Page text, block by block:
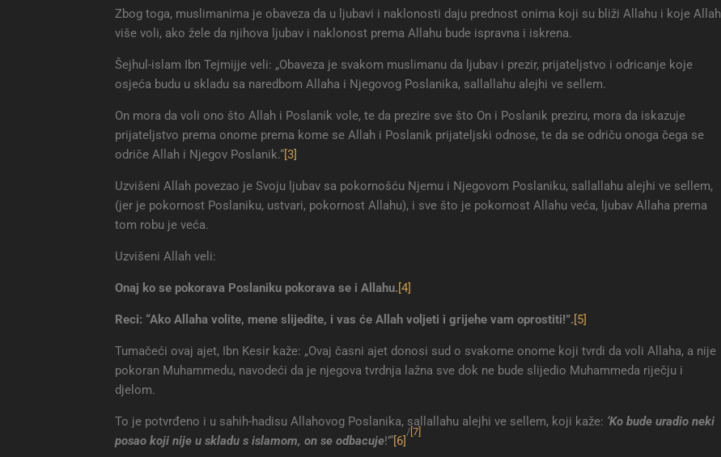
Zbog toga, muslimanima je obaveza da u ljubavi i naklonosti daju prednost onima koji su bliži Allahu i koje Allah
više voli, ako žele da njihova ljubav i naklonost prema Allahu bude ispravna i iskrena.
Šejhul-islam Ibn Tejmijje veli: „Obaveza je svakom muslimanu da ljubav i prezir, prijateljstvo i odricanje koje
osjeća budu u skladu sa naredbom Allaha i Njegovog Poslanika, sallallahu alejhi ve sellem.
On mora da voli ono što Allah i Poslanik vole, te da prezire sve što On i Poslanik preziru, mora da iskazuje
prijateljstvo prema onome prema kome se Allah i Poslanik prijateljski odnose, te da se odriču onoga čega se
odriče Allah i Njegov Poslanik.“[3]
Uzvišeni Allah povezao je Svoju ljubav sa pokornošću Njemu i Njegovom Poslaniku, sallallahu alejhi ve sellem,
(jer je pokornost Poslaniku, ustvari, pokornost Allahu), i sve što je pokornost Allahu veća, ljubav Allaha prema
tom robu je veća.
Uzvišeni Allah veli:
Onaj ko se pokorava Poslaniku pokorava se i Allahu.[4]
Reci: “Ako Allaha volite, mene slijedite, i vas će Allah voljeti i grijehe vam oprostiti!”.[5]
Tumačeći ovaj ajet, Ibn Kesir kaže: „Ovaj časni ajet donosi sud o svakome onome koji tvrdi da voli Allaha, a nije
pokoran Muhammedu, navodeći da je njegova tvrdnja lažna sve dok ne bude slijedio Muhammeda riječju i
djelom.
To je potvrđeno i u sahih-hadisu Allahovog Poslanika, sallallahu alejhi ve sellem, koji kaže: ‘Ko bude uradio neki
posao koji nije u skladu s islamom, on se odbacuje!’“[6]
/[7]